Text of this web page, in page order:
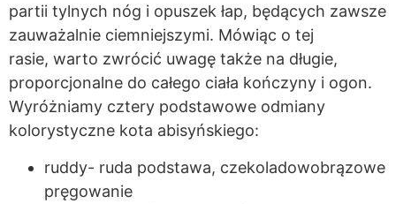
partii tylnych nóg i opuszek łap, będących zawsze
zauważalnie ciemniejszymi. Mówiąc o tej
rasie, warto zwrócić uwagę także na długie,
proporcjonalne do całego ciała kończyny i ogon.
Wyróżniamy cztery podstawowe odmiany
kolorystyczne kota abisyńskiego:
ruddy- ruda podstawa, czekoladowobrązowe
pręgowanie